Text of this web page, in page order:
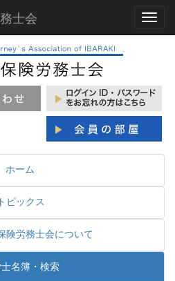
士会
ホーム
トピックス
険労務士会について
名簿・検索